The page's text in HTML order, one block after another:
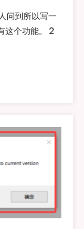
问到所以写一
这个功能。 2